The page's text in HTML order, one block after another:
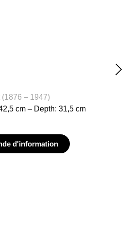
(1876 – 1947)
cm – Depth: 31,5 cm
d'information